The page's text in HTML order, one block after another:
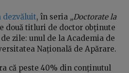
dezvăluit, în seria „Doctorate la
două titluri de doctor obținute
zile: unul de la Academia de
Națională de Apărare.
că peste 40% din conținutul